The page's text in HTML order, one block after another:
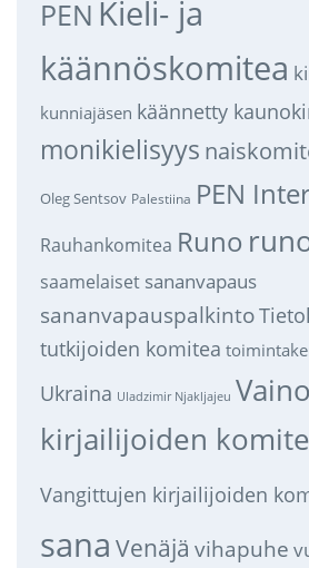
PEN Kieli- ja
käännöskomitea
kunniajäsen käännetty
monikielisyys
Oleg Sentsov Palestiina PEN
Rauhankomitea Runo
saamelaiset sananvapaus
sananvapauspalkinto
tutkijoiden komitea
Ukraina Uladzimir Njakljajeu
kirjailijoiden
Vangittujen kirjailijoiden
sana Venäjä vihapuhe